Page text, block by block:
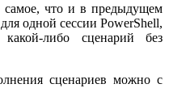
что и в предыдущем
одной сессии PowerShell,
либо сценарий без
сценариев можно с